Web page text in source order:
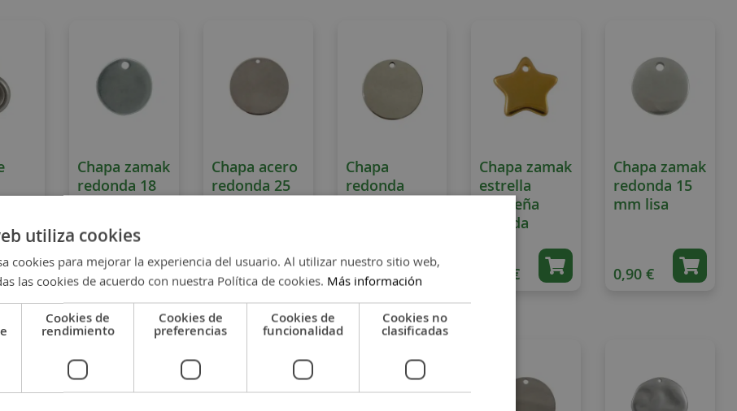
Chapa zamak
redonda 18
1,10 €
Chapa acero
redonda 25
0,70 €
Chapa
redonda
0,40 €
Chapa zamak
estrella
pequeña
dorada
1,00 €
Chapa zamak
redonda 15
mm lisa
0,90 €
utiliza cookies
cookies para mejorar la experiencia del usuario. Al utilizar nuestro sitio web,
las cookies de acuerdo con nuestra Política de cookies. Más información
Cookies de
rendimiento
Cookies de
preferencias
Cookies de
funcionalidad
Cookies no
clasificadas